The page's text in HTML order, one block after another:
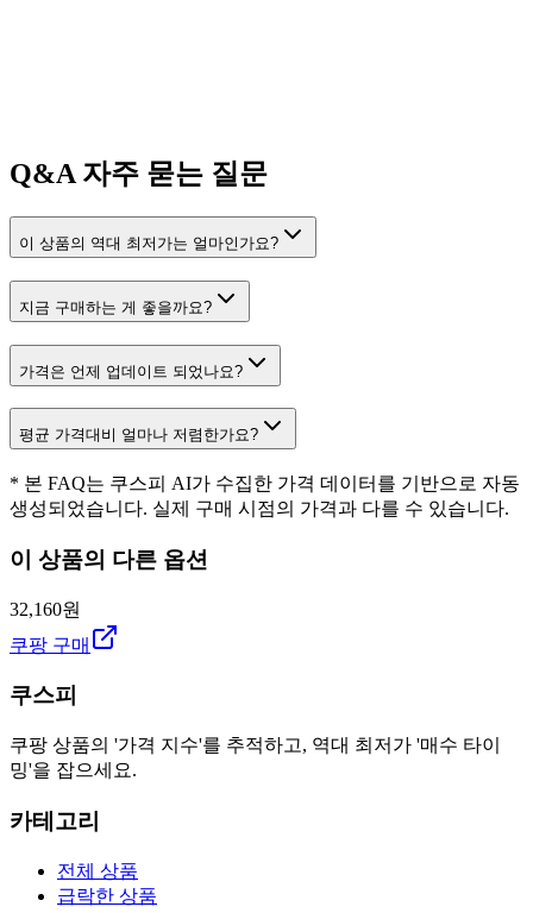
Q&A자주 묻는 질문
이 상품의 역대 최저가는 얼마인가요?
지금 구매하는 게 좋을까요?
가격은 언제 업데이트 되었나요?
평균 가격대비 얼마나 저렴한가요?
* 본 FAQ는 쿠스피 AI가 수집한 가격 데이터를 기반으로 자동
생성되었습니다. 실제 구매 시점의 가격과 다를 수 있습니다.
이 상품의 다른 옵션
32,160원
쿠팡 구매
쿠스피
쿠팡 상품의 '가격 지수'를 추적하고, 역대 최저가 '매수 타이
밍'을 잡으세요.
카테고리
전체 상품
급락한 상품